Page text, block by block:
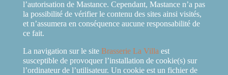
l’autorisation de Mastance. Cependant, Mastance n’a pas
la possibilité de vérifier le contenu des sites ainsi visités,
et n’assumera en conséquence aucune responsabilité de
ce fait.
La navigation sur le site Brasserie La Villa est
susceptible de provoquer l’installation de cookie(s) sur
l’ordinateur de l’utilisateur. Un cookie est un fichier de